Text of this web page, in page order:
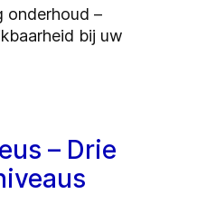
onderhoud –
bij uw
– Drie